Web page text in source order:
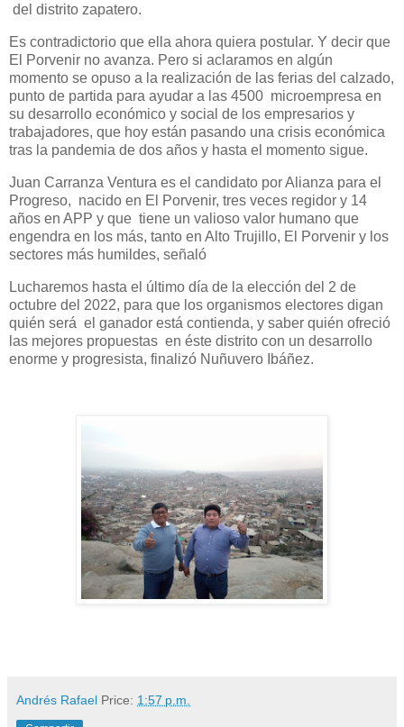
del distrito zapatero.
Es contradictorio que ella ahora quiera postular. Y decir que
El Porvenir no avanza. Pero si aclaramos en algún
momento se opuso a la realización de las ferias del calzado,
punto de partida para ayudar a las 4500 microempresa en
su desarrollo económico y social de los empresarios y
trabajadores, que hoy están pasando una crisis económica
tras la pandemia de dos años y hasta el momento sigue.
Juan Carranza Ventura es el candidato por Alianza para el
Progreso, nacido en El Porvenir, tres veces regidor y 14
años en APP y que tiene un valioso valor humano que
engendra en los más, tanto en Alto Trujillo, El Porvenir y los
sectores más humildes, señaló
Lucharemos hasta el último día de la elección del 2 de
octubre del 2022, para que los organismos electores digan
quién será el ganador está contienda, y saber quién ofreció
las mejores propuestas en éste distrito con un desarrollo
enorme y progresista, finalizó Nuñuvero Ibáñez.
Andrés Rafael Price: 1:57 p.m.